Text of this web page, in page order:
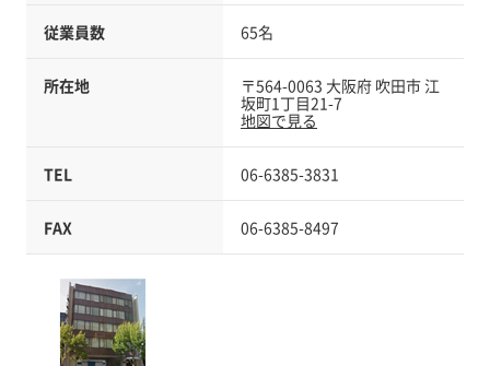
従業員数 65名
所在地
〒564-0063 大阪府 吹田市 江
坂町1丁目21-7
地図で見る
TEL 06-6385-3831
FAX 06-6385-8497